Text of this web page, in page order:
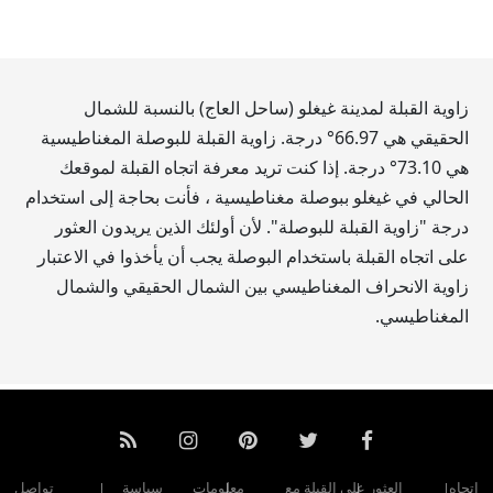
زاوية القبلة لمدينة غيغلو (ساحل العاج) بالنسبة للشمال
الحقيقي هي66.97° درجة. زاوية القبلة للبوصلة المغناطيسية
هي73.10° درجة. إذا كنت تريد معرفة اتجاه القبلة لموقعك
الحالي في غيغلو ببوصلة مغناطيسية ، فأنت بحاجة إلى استخدام
درجة "زاوية القبلة للبوصلة". لأن أولئك الذين يريدون العثور
على اتجاه القبلة باستخدام البوصلة يجب أن يأخذوا في الاعتبار
زاوية الانحراف المغناطيسي بين الشمال الحقيقي والشمال
المغناطيسي.
اتجاه العثور على القبلة مع معلومات سياسة تواصل